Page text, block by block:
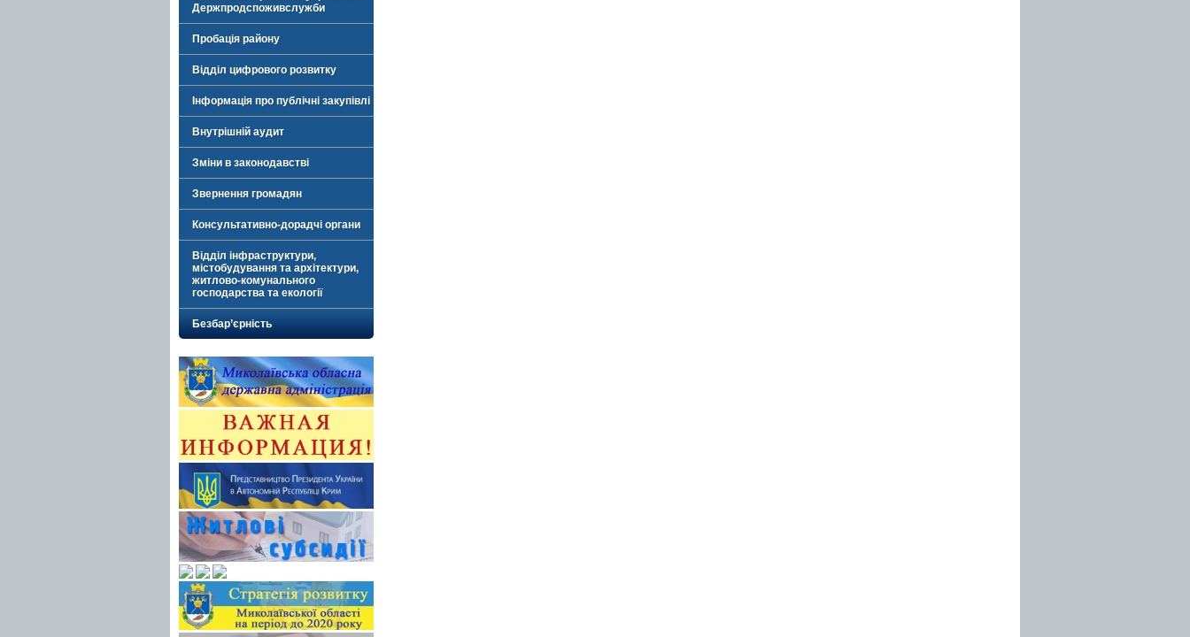
Держпродспоживслужби
Пробація району
Відділ цифрового розвитку
Інформація про публічні закупівлі
Внутрішній аудит
Зміни в законодавстві
Звернення громадян
Консультативно-дорадчі органи
Відділ інфраструктури,
містобудування та архітектури,
житлово-комунального
господарства та екології
Безбар’єрність